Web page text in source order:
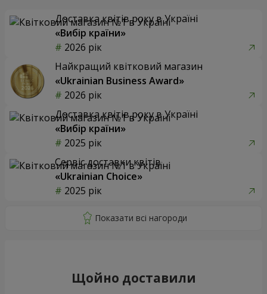
Доставка квітів року в Україні
«Вибір країни»
2026 рік
Найкращий квітковий магазин
«Ukrainian Business Award»
2026 рік
Доставка квітів року в Україні
«Вибір країни»
2025 рік
Сервіс доставки квітів
«Ukrainian Choice»
2025 рік
Щойно доставили